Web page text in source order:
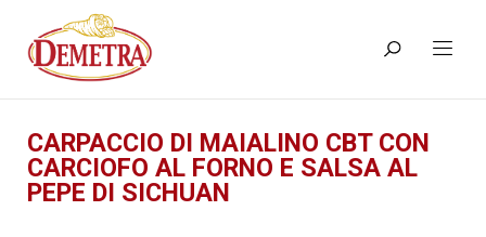
CARPACCIO DI MAIALINO CBT CON
CARCIOFO AL FORNO E SALSA AL
PEPE DI SICHUAN